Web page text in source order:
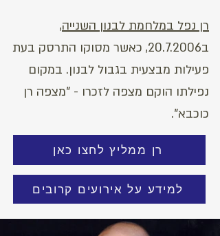
רן נפל במלחמת לבנון השנייה,
ב20.7.2006, כאשר מסוקו התרסק בעת
פעילות מבצעית בגבול לבנון. במקום
נפילתו הוקם מצפה לזכרו - "מצפה רן
כוכבא".
רן ממליץ לחצו כאן
למידע על אירועים קרובים